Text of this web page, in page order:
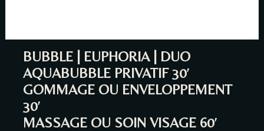
BUBBLE | EUPHORIA | DUO
AQUABUBBLE PRIVATIF 30′
GOMMAGE OU ENVELOPPEMENT
30′
MASSAGE OU SOIN VISAGE 60′